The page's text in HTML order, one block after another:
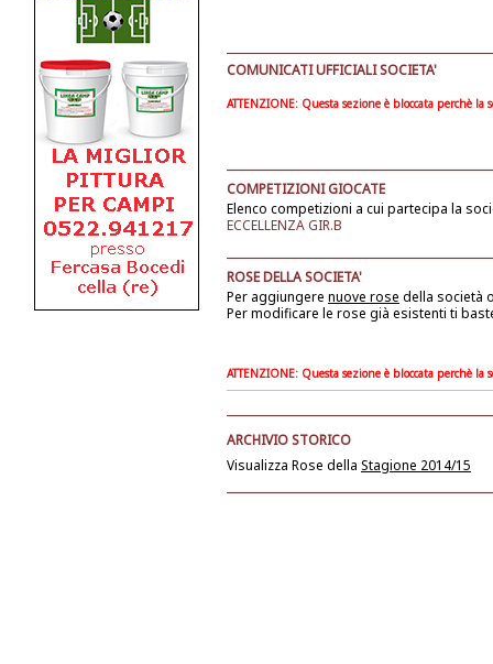
COMUNICATI UFFICIALI SOCIETA'
ATTENZIONE: Questa sezione è bloccata perchè
COMPETIZIONI GIOCATE
Elenco competizioni a cui partecipa la
ECCELLENZA GIR.B
ROSE DELLA SOCIETA'
Per aggiungere nuove rose della società
Per modificare le rose già esistenti ti
ATTENZIONE: Questa sezione è bloccata perchè
ARCHIVIO STORICO
Visualizza Rose della Stagione 2014/15